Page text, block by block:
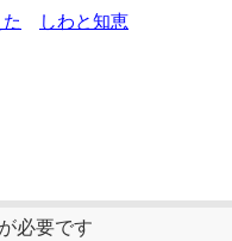
しわと知恵
必要です